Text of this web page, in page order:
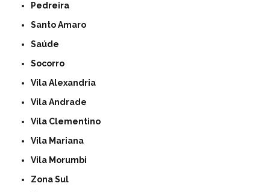
Pedreira
Santo Amaro
Saúde
Socorro
Vila Alexandria
Vila Andrade
Vila Clementino
Vila Mariana
Vila Morumbi
Zona Sul